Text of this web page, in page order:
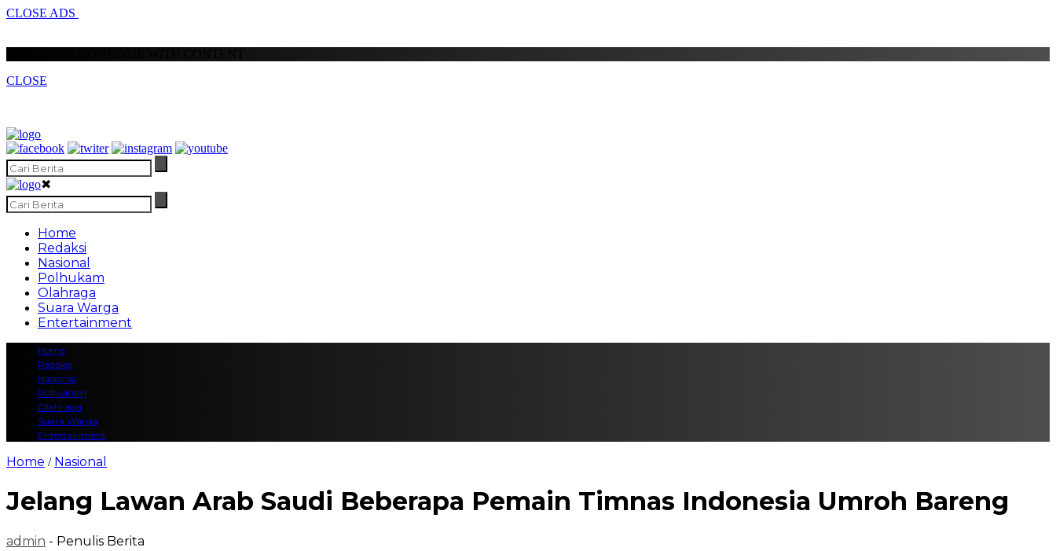
CLOSE ADS
CLOSE
✖
Home
Redaksi
Nasional
Polhukam
Olahraga
Suara Warga
Entertainment
Home
Redaksi
Nasional
Polhukam
Olahraga
Suara Warga
Entertainment
Home / Nasional
Jelang Lawan Arab Saudi Beberapa Pemain Timnas Indonesia Umroh Bareng
admin - Penulis Berita